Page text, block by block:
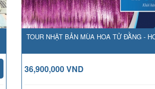
TOUR NHẬT BẢN MÙA HOA TỬ ĐẰNG -
36,900,000 VND